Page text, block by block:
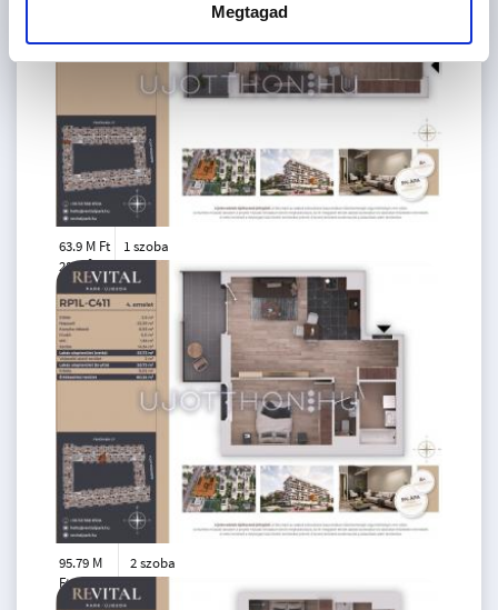
Megtagad
63.9 M Ft
28 m2
1 szoba
3.
emelet
95.79 M
Ft
54 m2
2 szoba
4. emelet